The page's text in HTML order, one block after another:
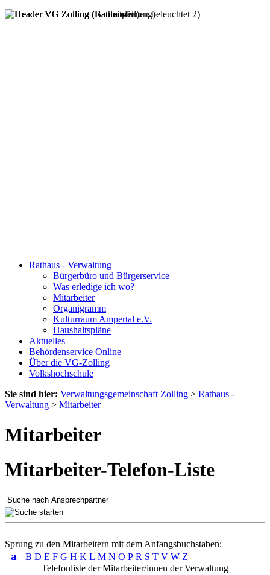
Rathaus - Verwaltung
Bürgerbüro und Bürgerservice
Was erledige ich wo?
Mitarbeiter
Organigramm
Kulturraum Ampertal e.V.
Haushaltspläne
Aktuelles
Behördenservice Online
Über die VG-Zolling
Volkshochschule
Sie sind hier: Verwaltungsgemeinschaft Zolling > Rathaus -
Verwaltung > Mitarbeiter
Mitarbeiter
Mitarbeiter-Telefon-Liste
Sprung zu den Mitarbeitern mit dem Anfangsbuchstaben:
a B D E F G H K L M N O P R S T V W Z
Telefonliste der Mitarbeiter/innen der Verwaltung